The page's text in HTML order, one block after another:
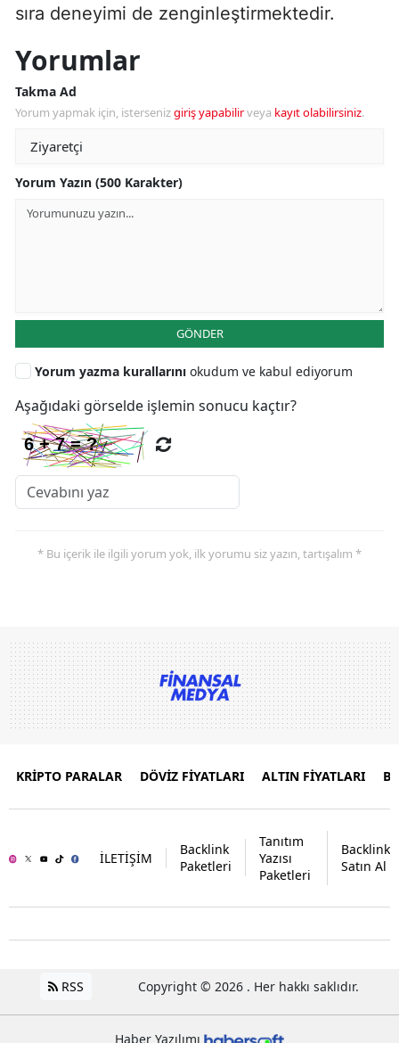
sıra deneyimi de zenginleştirmektedir.
Yorumlar
Takma Ad
Yorum yapmak için, istersenizgiriş yapabilirveya kayıt olabilirsiniz.
Yorum Yazın (500 Karakter)
GÖNDER
Yorum yazma kurallarını okudum ve kabul ediyorum
Aşağıdaki görselde işlemin sonucu kaçtır?
* Bu içerik ile ilgili yorum yok, ilk yorumu siz yazın, tartışalım *
KRİPTO PARALAR DÖVİZ FİYATLARI ALTIN FİYATLARI
İLETİŞİM
Backlink
Paketleri
Tanıtım
Yazısı
Paketleri
Backlink
Satın Al
RSS Copyright © 2026 . Her hakkı saklıdır.
Haber Yazılımı